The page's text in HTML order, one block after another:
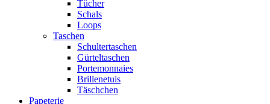
Tücher
Schals
Loops
Taschen
Schultertaschen
Gürteltaschen
Portemonnaies
Brillenetuis
Täschchen
Papeterie